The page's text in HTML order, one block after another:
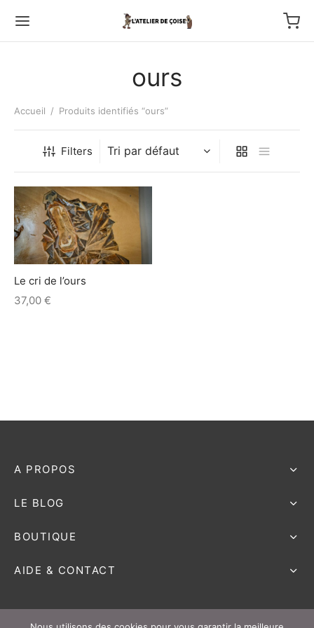
ours
Accueil / Produits identifiés “ours”
Filters
Le cri de l’ours
37,00 €
AIDE & CONTACT
LE BLOG
BOUTIQUE
A PROPOS
au couteau